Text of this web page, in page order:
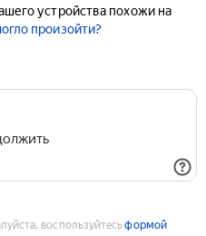
устройства похожи на
произойти?
воспользуйтесьформой